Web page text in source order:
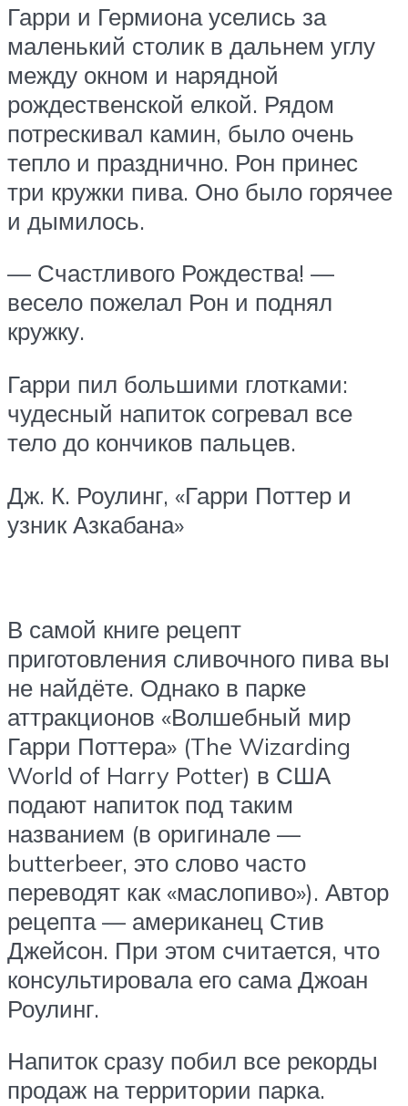
Гарри и Гермиона уселись за
маленький столик в дальнем углу
между окном и нарядной
рождественской елкой. Рядом
потрескивал камин, было очень
тепло и празднично. Рон принес
три кружки пива. Оно было горячее
и дымилось.
— Счастливого Рождества! —
весело пожелал Рон и поднял
кружку.
Гарри пил большими глотками:
чудесный напиток согревал все
тело до кончиков пальцев.
Дж. К. Роулинг, «Гарри Поттер и
узник Азкабана»
В самой книге рецепт
приготовления сливочного пива вы
не найдёте. Однако в парке
аттракционов «Волшебный мир
Гарри Поттера» (The Wizarding
World of Harry Potter) в США
подают напиток под таким
названием (в оригинале —
butterbeer, это слово часто
переводят как «маслопиво»). Автор
рецепта — американец Стив
Джейсон. При этом считается, что
консультировала его сама Джоан
Роулинг.
Напиток сразу побил все рекорды
продаж на территории парка.